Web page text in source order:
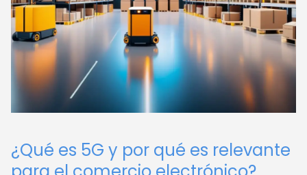
¿Qué es 5G y por qué es relevante